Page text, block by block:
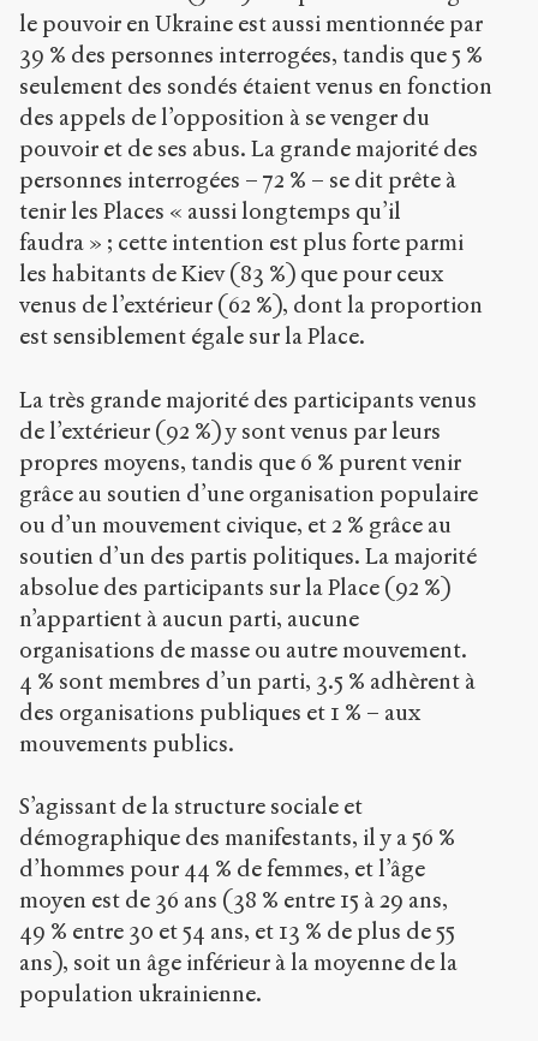
le pouvoir en Ukraine est aussi mentionnée par
39 % des personnes interrogées, tandis que 5 %
seulement des sondés étaient venus en fonction
des appels de l’opposition à se venger du
pouvoir et de ses abus. La grande majorité des
personnes interrogées – 72 % – se dit prête à
tenir les Places « aussi longtemps qu’il
faudra » ; cette intention est plus forte parmi
les habitants de Kiev (83 %) que pour ceux
venus de l’extérieur (62 %), dont la proportion
est sensiblement égale sur la Place.
La très grande majorité des participants venus
de l’extérieur (92 %) y sont venus par leurs
propres moyens, tandis que 6 % purent venir
grâce au soutien d’une organisation populaire
ou d’un mouvement civique, et 2 % grâce au
soutien d’un des partis politiques. La majorité
absolue des participants sur la Place (92 %)
n’appartient à aucun parti, aucune
organisations de masse ou autre mouvement.
4 % sont membres d’un parti, 3.5 % adhèrent à
des organisations publiques et 1 % – aux
mouvements publics.
S’agissant de la structure sociale et
démographique des manifestants, il y a 56 %
d’hommes pour 44 % de femmes, et l’âge
moyen est de 36 ans (38 % entre 15 à 29 ans,
49 % entre 30 et 54 ans, et 13 % de plus de 55
ans), soit un âge inférieur à la moyenne de la
population ukrainienne.